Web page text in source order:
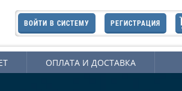
ВОЙТИ В СИСТЕМУ РЕГИСТРАЦИЯ
ОПЛАТА И ДОСТАВКА